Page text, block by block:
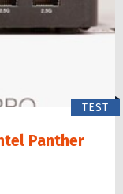
TEST
Panther